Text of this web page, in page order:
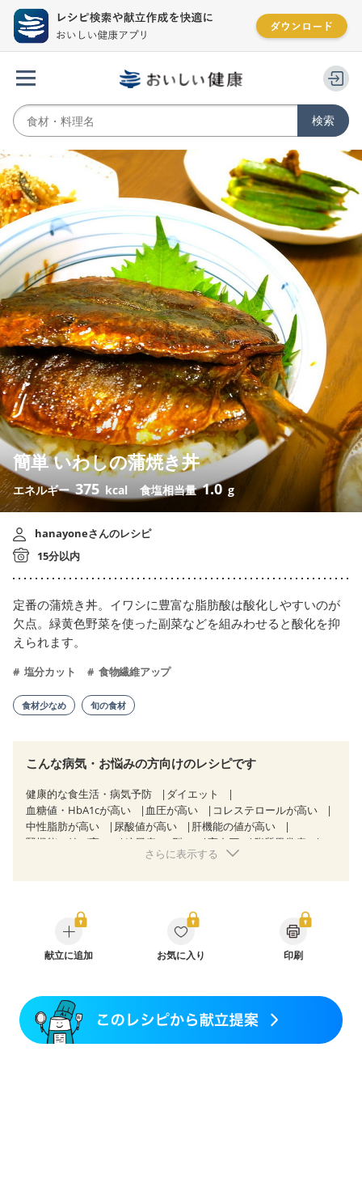
簡単 いわしの蒲焼き丼
エネルギー375 kcal 食塩相当量1.0 g
hanayoneさんのレシピ
15分以内
定番の蒲焼き丼。イワシに豊富な脂肪酸は酸化しやすいのが
欠点。緑黄色野菜を使った副菜などを組みわせると酸化を抑
えられます。
塩分カット 食物繊維アップ
食材少なめ 旬の食材
こんな病気・お悩みの方向けのレシピです
健康的な食生活・病気予防
ダイエット
血糖値・HbA1cが高い
血圧が高い
コレステロールが高い
中性脂肪が高い
尿酸値が高い
肝機能の値が高い
腎機能の値が高い
糖尿病（2型） 高血圧
脂質異常症
狭心症 心筋梗塞
糖尿病性腎症（第１期）
糖尿病性腎症（第２期）
糖尿病性腎症（第３期）
CKD（ステージ１）
CKD（ステージ２）
CKD（ステージ３a）
乳がん治療を終えた方・経過観察中の方など
妊婦健診・体重増加が気になる（初期）
妊婦健診・血圧が気になる（初期）
さらに表示する
献立に追加 お気に入り 印刷